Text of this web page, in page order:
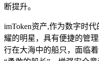
断提升。
imToken资产,作为数字时
耀的明星，具有便捷的管
行在大海中的船只，面临